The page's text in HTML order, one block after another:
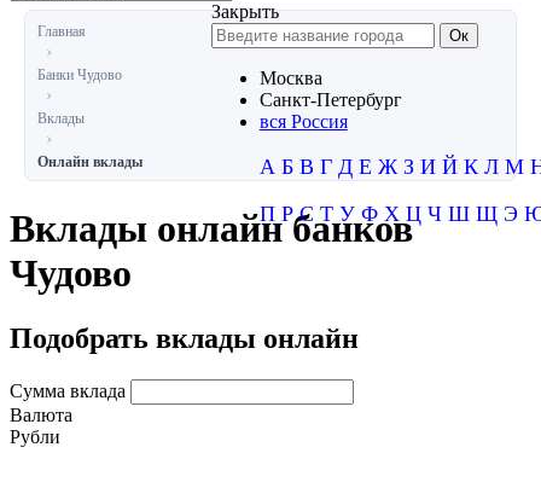
Закрыть
Москва
Санкт-Петербург
вся Россия
А Б В Г Д Е Ж З И Й К Л М
П Р С Т У Ф Х Ц Ч Ш Щ Э
Главная
Банки Чудово
Вклады
Онлайн вклады
Вклады онлайн банков
Чудово
Подобрать вклады онлайн
Сумма вклада
Валюта
Рубли